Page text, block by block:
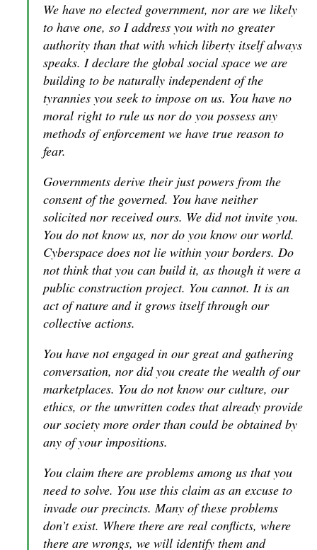
We have no elected government, nor are we likely
to have one, so I address you with no greater
authority than that with which liberty itself always
speaks. I declare the global social space we are
building to be naturally independent of the
tyrannies you seek to impose on us. You have no
moral right to rule us nor do you possess any
methods of enforcement we have true reason to
fear.
Governments derive their just powers from the
consent of the governed. You have neither
solicited nor received ours. We did not invite you.
You do not know us, nor do you know our world.
Cyberspace does not lie within your borders. Do
not think that you can build it, as though it were a
public construction project. You cannot. It is an
act of nature and it grows itself through our
collective actions.
You have not engaged in our great and gathering
conversation, nor did you create the wealth of our
marketplaces. You do not know our culture, our
ethics, or the unwritten codes that already provide
our society more order than could be obtained by
any of your impositions.
You claim there are problems among us that you
need to solve. You use this claim as an excuse to
invade our precincts. Many of these problems
don’t exist. Where there are real conflicts, where
there are wrongs, we will identify them and